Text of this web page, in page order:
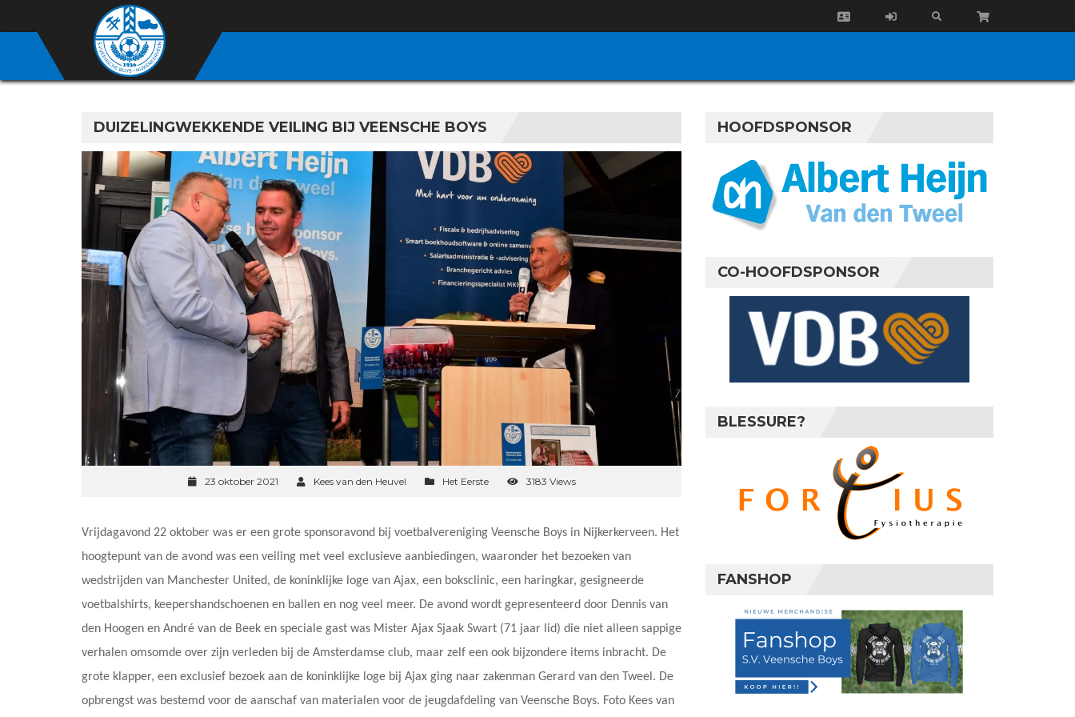
DUIZELINGWEKKENDE VEILING BIJ VEENSCHE BOYS
23 oktober 2021 Kees van den Heuvel Het Eerste 3183 Views
Vrijdagavond 22 oktober was er een grote sponsoravond bij voetbalvereniging Veensche Boys in Nijkerkerveen. Het
hoogtepunt van de avond was een veiling met veel exclusieve aanbiedingen, waaronder het bezoeken van
wedstrijden van Manchester United, de koninklijke loge van Ajax, een boksclinic, een haringkar, gesigneerde
voetbalshirts, keepershandschoenen en ballen en nog veel meer. De avond wordt gepresenteerd door Dennis van
den Hoogen en André van de Beek en speciale gast was Mister Ajax Sjaak Swart (71 jaar lid) die niet alleen sappige
verhalen omsomde over zijn verleden bij de Amsterdamse club, maar zelf een ook bijzondere items inbracht. De
grote klapper, een exclusief bezoek aan de koninklijke loge bij Ajax ging naar zakenman Gerard van den Tweel. De
opbrengst was bestemd voor de aanschaf van materialen voor de jeugdafdeling van Veensche Boys. Foto Kees van
HOOFDSPONSOR
CO-HOOFDSPONSOR
BLESSURE?
FANSHOP